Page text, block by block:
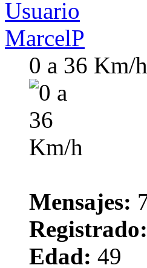
MarcelP
0 a 36 Km/h
Mensajes:
Registrado:
Edad: 49